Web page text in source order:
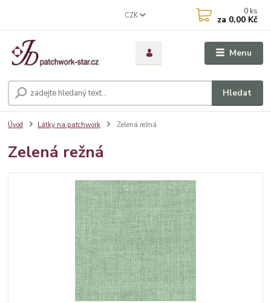
Menu
CZK
Hledat
0 ks
za 0,00 Kč
Úvod Látky na patchwork Zelená režná
Zelená režná